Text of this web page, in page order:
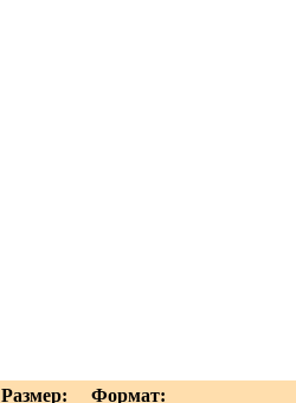
Размер:
Формат: